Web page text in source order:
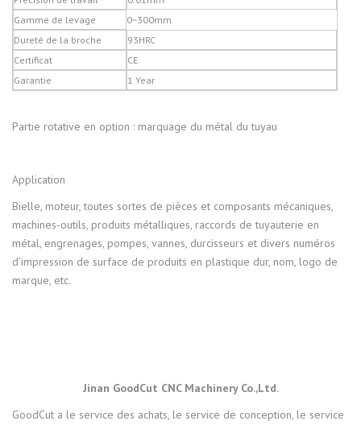
Gamme de levage
0~300mm
Dureté de la broche
93HRC
Certificat
CE
Garantie
1 Year
Partie rotative en option : marquage du métal du tuyau
Application
Bielle, moteur, toutes sortes de pièces et composants mécaniques,
machines-outils, produits métalliques, raccords de tuyauterie en
métal, engrenages, pompes, vannes, durcisseurs et divers numéros
d’impression de surface de produits en plastique dur, nom, logo de
marque, etc.
Jinan GoodCut CNC Machinery Co.,Ltd.
GoodCut a le service des achats, le service de conception, le service